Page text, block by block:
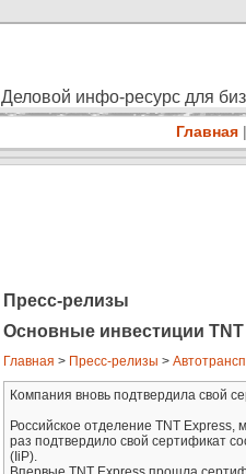
Деловой инфо-ресурс для
Главная |
Пресс-релизы
Основные инвестиции
Главная > Пресс-релизы >
Компания вновь подтвердила свой
Российское отделение TNT Express,
раз подтвердило свой сертификат
(IiP).